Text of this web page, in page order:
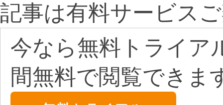
記事は有料サービス
今なら無料トライア
間無料で閲覧できま